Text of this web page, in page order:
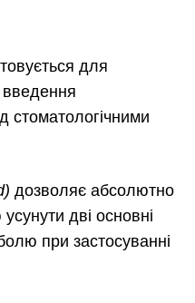
для
введення
стоматологічними
дозволяє абсолютно
дві основні
при застосуванні